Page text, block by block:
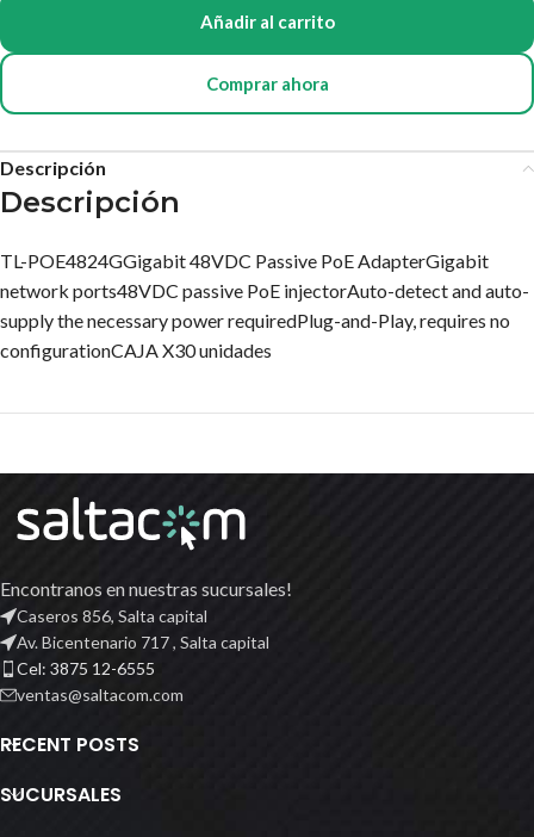
Añadir al carrito
Comprar ahora
Descripción
Descripción
TL-POE4824GGigabit 48VDC Passive PoE AdapterGigabit
network ports48VDC passive PoE injectorAuto-detect and auto-
supply the necessary power requiredPlug-and-Play, requires no
configurationCAJA X30 unidades
Encontranos en nuestras sucursales!
Caseros 856, Salta capital
Av. Bicentenario 717 , Salta capital
Cel: 3875 12-6555
ventas@saltacom.com
RECENT POSTS
SUCURSALES